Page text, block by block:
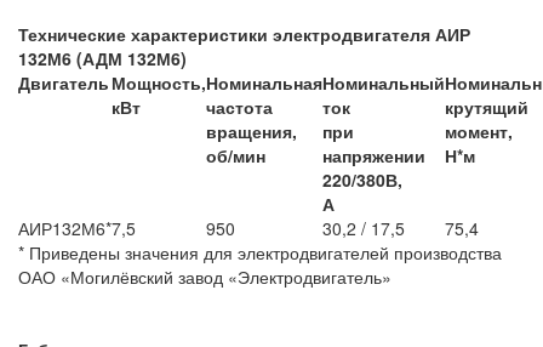
Технические характеристики электродвигателя АИР
132М6 (АДМ 132М6)
Двигатель Мощность,
кВт
Номинальная
частота
вращения,
об/мин
Номинальный
ток
при
напряжении
220/380В,
А
крутящий
момент,
Н*м
АИР132М6*7,5 950 30,2 / 17,5
75,4
* Приведены значения для электродвигателей производства
ОАО «Могилёвский завод «Электродвигатель»